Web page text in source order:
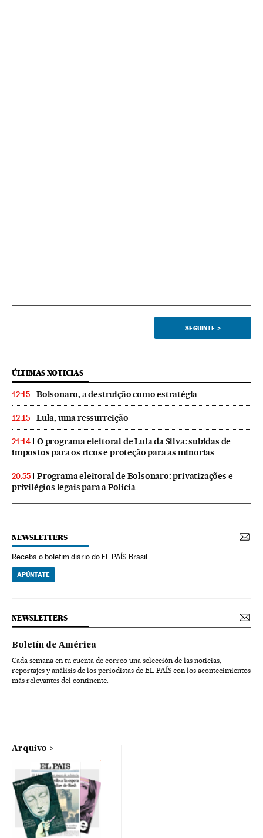
SEGUINTE >
ÚLTIMAS NOTICIAS
12:15 Bolsonaro, a destruição como estratégia
12:15 Lula, uma ressurreição
21:14
O programa eleitoral de Lula da Silva: subidas de
impostos para os ricos e proteção para as minorias
20:55
Programa eleitoral de Bolsonaro: privatizações e
privilégios legais para a Polícia
NEWSLETTERS
Receba o boletim diário do EL PAÍS Brasil
APÚNTATE
NEWSLETTERS
Boletín de América
Cada semana en tu cuenta de correo una selección de las noticias,
reportajes y análisis de los periodistas de EL PAÍS con los acontecimientos
más relevantes del continente.
Arquivo